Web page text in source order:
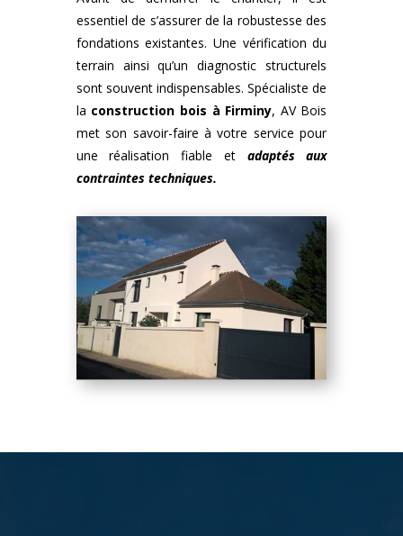
essentiel de s’assurer de la robustesse des
fondations existantes. Une vérification du
terrain ainsi qu’un diagnostic structurels
sont souvent indispensables. Spécialiste de
la construction bois à Firminy, AV Bois
met son savoir-faire à votre service pour
une réalisation fiable et adaptés aux
contraintes techniques.